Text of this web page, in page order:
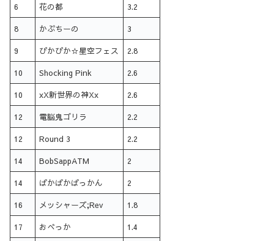
6 花の都 3.2
8 かぷちーの 3
9 ぴかぴか☆星空フェス 2.8
10 Shocking Pink 2.6
10 xX新世界の神Xx 2.6
12 電脳鬼ゴリラ 2.2
12 Round 3 2.2
14 BobSappATM 2
14 ぱかぱかぱっかん 2
16 メッシャーズ;Rev 1.8
17 おべっか 1.4